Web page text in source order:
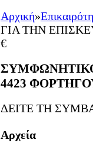
Αρχική»
ΓΙΑ ΤΗΝ
€
4423
ΔΕΙΤΕ ΤΗ
Αρχεία